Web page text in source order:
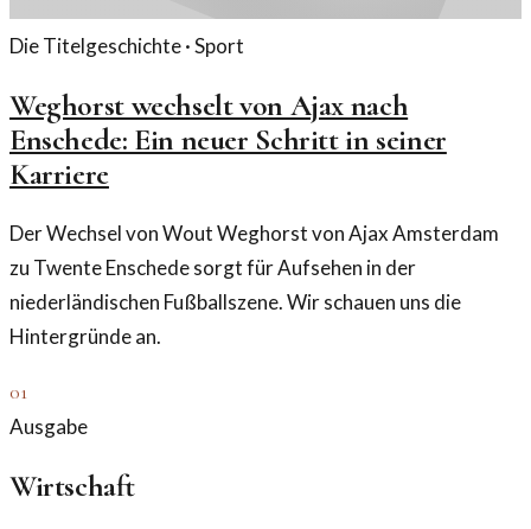
Die Titelgeschichte ·Sport
Weghorst wechselt von Ajax nach
Enschede: Ein neuer Schritt in seiner
Karriere
Der Wechsel von Wout Weghorst von Ajax Amsterdam
zu Twente Enschede sorgt für Aufsehen in der
niederländischen Fußballszene. Wir schauen uns die
Hintergründe an.
01
Ausgabe
Wirtschaft